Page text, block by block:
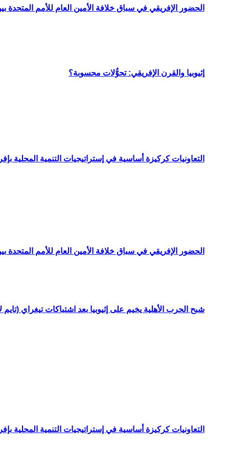
إثيوبيا والقرن الإفريقي: تحوُّلات محسوبة؟
الحضور الإفريقي في سباق خلافة الأمين العام للأمم المتحدة
التعاونيات كركيزة أساسية في إستراتيجيات التنمية المحلية
الحضور الإفريقي في سباق خلافة الأمين العام للأمم المتحدة
التعاونيات كركيزة أساسية في إستراتيجيات التنمية المحلية
شبح الحرب الأهلية يخيم على إثيوبيا بعد اشتباكات تيغراي (تايم